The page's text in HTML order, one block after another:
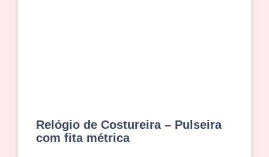
Relógio de Costureira – Pulseira
com fita métrica